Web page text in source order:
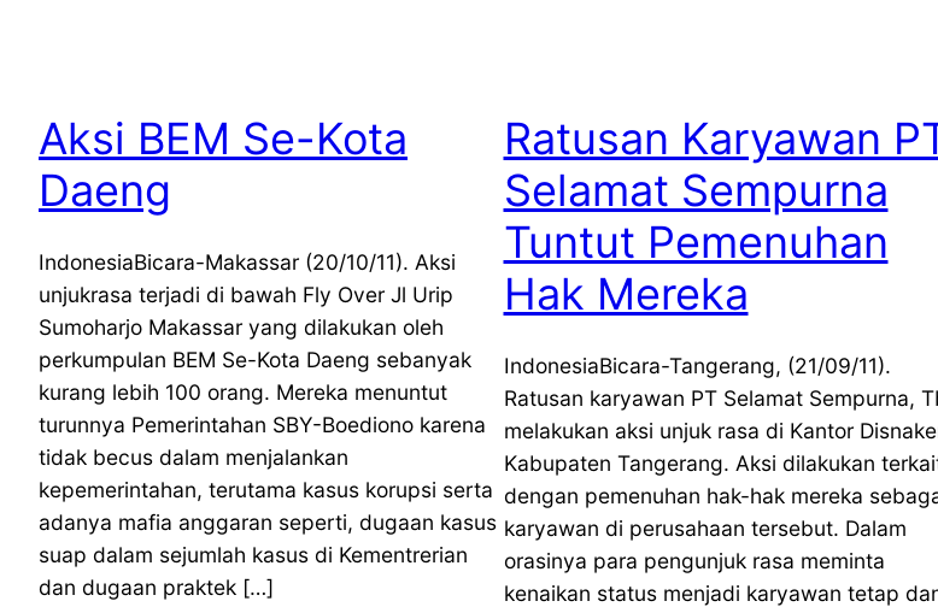
Aksi BEM Se-Kota
Daeng
IndonesiaBicara-Makassar (20/10/11). Aksi
unjukrasa terjadi di bawah Fly Over Jl Urip
Sumoharjo Makassar yang dilakukan oleh
perkumpulan BEM Se-Kota Daeng sebanyak
kurang lebih 100 orang. Mereka menuntut
turunnya Pemerintahan SBY-Boediono karena
tidak becus dalam menjalankan
kepemerintahan, terutama kasus korupsi serta
adanya mafia anggaran seperti, dugaan kasus
suap dalam sejumlah kasus di Kementrerian
dan dugaan praktek […]
Ratusan Karyawan
Selamat Sempurna
Tuntut Pemenuhan
Hak Mereka
IndonesiaBicara-Tangerang, (21/09/11).
Ratusan karyawan PT Selamat Sempurna,
melakukan aksi unjuk rasa di Kantor
Kabupaten Tangerang. Aksi dilakukan
dengan pemenuhan hak-hak mereka
karyawan di perusahaan tersebut. Dalam
orasinya para pengunjuk rasa meminta
kenaikan status menjadi karyawan tetap